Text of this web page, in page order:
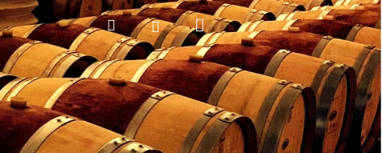
HledatPřihlášeníNákupní
košík